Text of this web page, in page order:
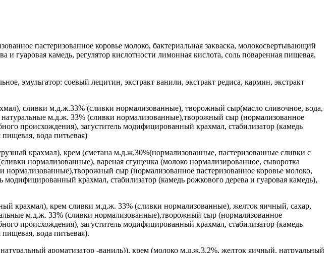
пастеризованное коровье молоко, бактериальная закваска, молокосвертывающий
гуаровая камедь, регулятор кислотности лимонная кислота, соль поваренная пищевая,
эмульгатор: соевый лецитин, экстракт ванили, экстракт редиса, кармин, экстракт
сливки м.д.ж.33% (сливки нормализованные), творожный сыр(масло сливочное, вода,
м.д.ж. 33% (сливки нормализованные),творожный сыр (нормализованное
происхождения), загуститель модифицированный крахмал, стабилизатор (камедь
пищевая, вода питьевая)
крахмал), крем (сметана м.д.ж.30%(нормализованные, пастеризованные сливки с
нормализованные), вареная сгущенка (молоко нормализированное, сыворотка
сыр (нормализованное пастеризованное коровье молоко,
крахмал, стабилизатор (камедь рожкового дерева и гуаровая камедь),
крахмал), крем сливки м.д.ж. 33% (сливки нормализованные), желток яичный, сахар,
м.д.ж. 33% (сливки нормализованные),творожный сыр (нормализованное
происхождения), загуститель модифицированный крахмал, стабилизатор (камедь
вода питьевая).
ароматизатор -ваниль)), крем (молоко м.д.ж.3,2%, желток яичный, натруальный